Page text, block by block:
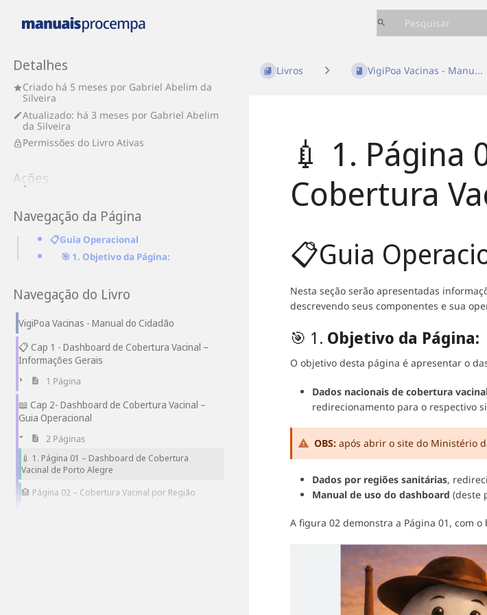
Detalhes
Criado há 5 meses por Gabriel Abelim da
Silveira
Atualizado: há 3 meses por Gabriel Abelim
da Silveira
Permissões do Livro Ativas
Ações
Navegação da Página
📋Guia Operacional
🎯 1. Objetivo da Página:
Navegação do Livro
VigiPoa Vacinas - Manual do Cidadão
📋 Cap 1 - Dashboard de Cobertura Vacinal –
Informações Gerais
1 Página
📖 Cap 2- Dashboard de Cobertura Vacinal –
Guia Operacional
2 Páginas
💉 1. Página 01 – Dashboard de Cobertura
Vacinal de Porto Alegre
🏨 Página 02 – Cobertura Vacinal por Região
Livros VigiPoa Vacinas - Manu...
💉 1. Página
Cobertura
📋Guia
Nesta seção serão apresentadas
descrevendo seus componentes e sua
🎯 1. Objetivo da Página:
O objetivo desta página é apresentar o
Dados nacionais de cobertura
redirecionamento para o respectivo
OBS: após abrir o site do Ministério
Dados por regiões sanitárias,
Manual de uso do dashboard (deste
A figura 02 demonstra a Página 01, com